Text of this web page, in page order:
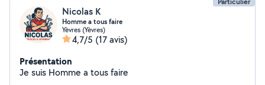
Nicolas K
Homme a tous faire
Yèvres (Yèvres)
4,7/5 (17 avis)
Présentation
Je suis Homme a tous faire